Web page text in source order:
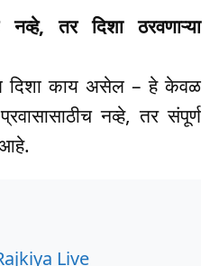
तर दिशा ठरवणाऱ्या
दिशा काय असेल – हे केवळ
नव्हे, तर संपूर्ण
आहे.
Live